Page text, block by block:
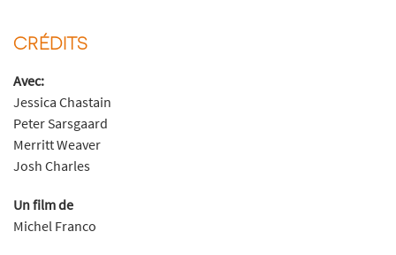
CRÉDITS
Avec:
Jessica Chastain
Peter Sarsgaard
Merritt Weaver
Josh Charles
Un film de
Michel Franco